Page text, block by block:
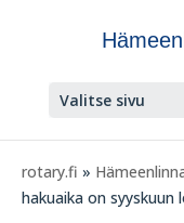
Valitse sivu
rotary.fi »
hakuaika on syyskuun